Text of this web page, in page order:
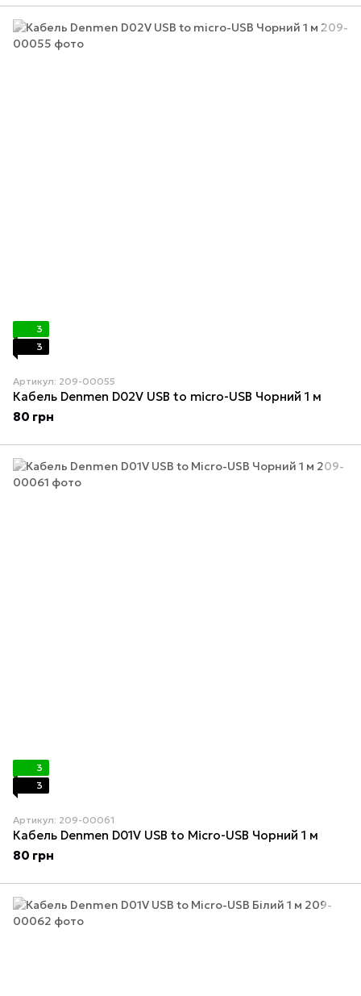
3
3
Артикул: 209-00055
Кабель Denmen D02V USB to micro-USB Чорний 1 м
80 грн
3
3
Артикул: 209-00061
Кабель Denmen D01V USB to Micro-USB Чорний 1 м
80 грн